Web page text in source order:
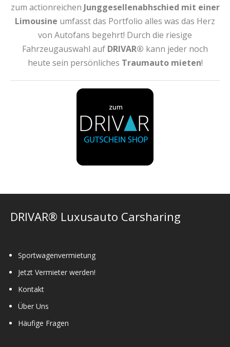
zum actionreichen Junggesellenabhschied mit einer
Limousine umfasst das Portfolio alles was das Herz
von Autofans begehrt! Durch die riesige
Fahrzeugauswahl auf DRIVAR® kann jeder noch
heute sein persönliches Traumauto mieten!
DRIVAR® Luxusauto Carsharing
Sportwagenvermietung
Jetzt Vermieter werden!
Kontakt
Über Uns
Häufige Fragen